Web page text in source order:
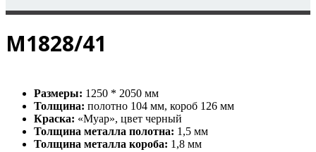
М1828/41
Размеры: 1250 * 2050 мм
Толщина: полотно 104 мм, короб 126 мм
Краска: «Муар», цвет черный
Толщина металла полотна: 1,5 мм
Толщина металла короба: 1,8 мм